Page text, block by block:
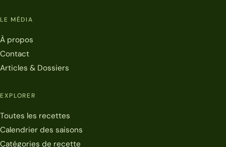
LE MÉDIA
À propos
Contact
Articles & Dossiers
EXPLORER
Toutes les recettes
Calendrier des saisons
Catégories de recette